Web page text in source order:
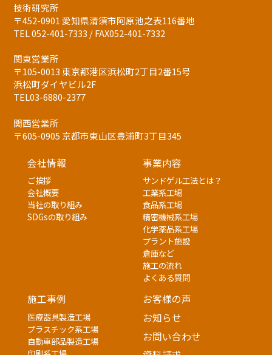
技術研究所
〒452-0901 愛知県清須市阿原池之表116番地
TEL 052-401-7333 / FAX052-401-7332
関東営業所
〒105-0013 東京都港区浜松町2丁目2番15号
浜松町ダイヤビル2F
TEL03-6880-2377
関西営業所
〒605-0905 京都市東山区豊浦町3丁目345
会社情報
ご挨拶
会社概要
当社の取り組み
SDGsの取り組み
事業内容
サンドゲル工法とは？
工業系工場
食品系工場
精密機械系工場
化学薬品系工場
プラント施設
倉庫など
施工の流れ
よくある質問
施工事例
医療器具製造工場
プラスチック系工場
自動車部品製造工場
お客様の声
お知らせ
お問い合わせ